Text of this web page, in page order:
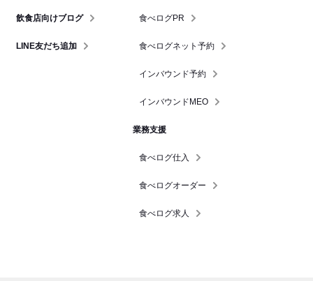
飲食店向けブログ
LINE友だち追加
食べログPR
食べログネット予約
インバウンド予約
インバウンドMEO
業務支援
食べログ仕入
食べログオーダー
食べログ求人